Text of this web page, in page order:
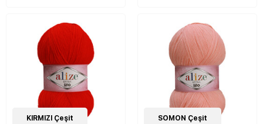
19Çeşit
KIRMIZI Çeşit 19Çeşit
SOMON Çeşit